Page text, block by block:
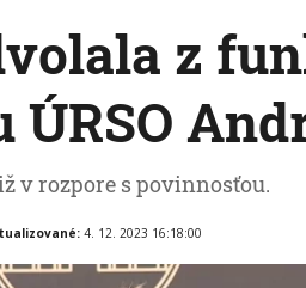
z
ÚRSO
v rozpore s povinnosťou.
4. 12. 2023 16:18:00